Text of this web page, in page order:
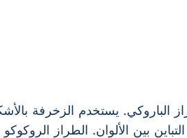
الباروكي. يستخدم الزخرفة
بين الألوان. الطراز